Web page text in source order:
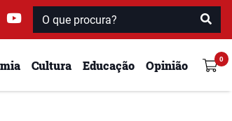
Cultura Educação Opinião